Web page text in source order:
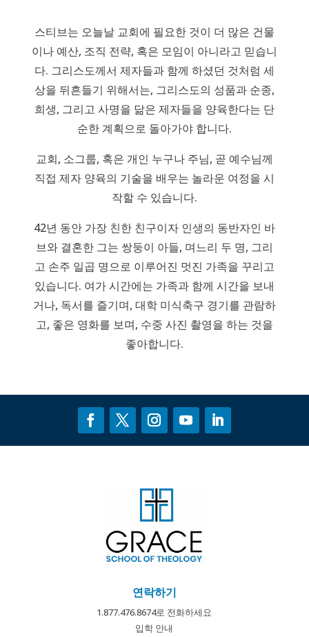
스티브는 오늘날 교회에 필요한 것이 더 많은 건물
이나 예산, 조직 전략, 혹은 모임이 아니라고 믿습니
다. 그리스도께서 제자들과 함께 하셨던 것처럼 세
상을 뒤흔들기 위해서는, 그리스도의 성품과 순종,
희생, 그리고 사명을 닮은 제자들을 양육한다는 단
순한 계획으로 돌아가야 합니다.
교회, 소그룹, 혹은 개인 누구나 주님, 곧 예수님께
직접 제자 양육의 기술을 배우는 놀라운 여정을 시
작할 수 있습니다.
42년 동안 가장 친한 친구이자 인생의 동반자인 바
브와 결혼한 그는 쌍둥이 아들, 며느리 두 명, 그리
고 손주 일곱 명으로 이루어진 멋진 가족을 꾸리고
있습니다. 여가 시간에는 가족과 함께 시간을 보내
거나, 독서를 즐기며, 대학 미식축구 경기를 관람하
고, 좋은 영화를 보며, 수중 사진 촬영을 하는 것을
좋아합니다.
연락하기
1.877.476.8674로 전화하세요
입학 안내